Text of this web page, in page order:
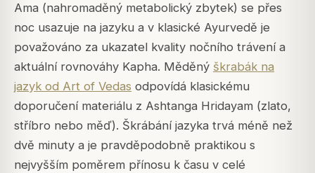
Ama (nahromaděný metabolický zbytek) se přes
noc usazuje na jazyku a v klasické Ayurvedě je
považováno za ukazatel kvality nočního trávení a
aktuální rovnováhy Kapha. Měděný škrabák na
jazyk od Art of Vedas odpovídá klasickému
doporučení materiálu z Ashtanga Hridayam (zlato,
stříbro nebo měď). Škrábání jazyka trvá méně než
dvě minuty a je pravděpodobně praktikou s
nejvyšším poměrem přínosu k času v celé